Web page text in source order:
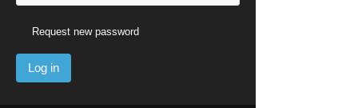
Request new password